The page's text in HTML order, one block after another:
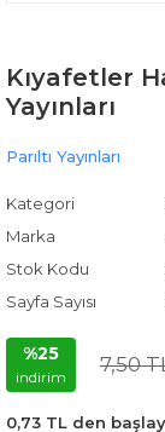
Kıyafetler
Yayınları
Parıltı Yayınları
Kategori
Marka
Stok Kodu
Sayfa Sayısı
%25
indirim
7,50
0,73 TL den